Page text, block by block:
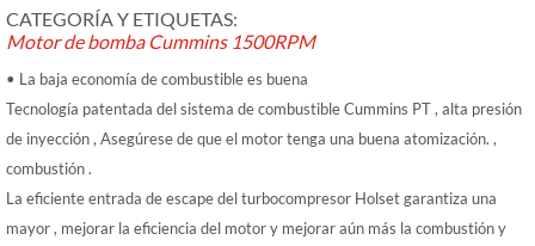
CATEGORÍA Y ETIQUETAS:
Motor de bomba Cummins 1500RPM
• La baja economía de combustible es buena
Tecnología patentada del sistema de combustible Cummins PT , alta presión
de inyección , Asegúrese de que el motor tenga una buena atomización. ,
combustión .
La eficiente entrada de escape del turbocompresor Holset garantiza una
mayor , mejorar la eficiencia del motor y mejorar aún más la combustión y